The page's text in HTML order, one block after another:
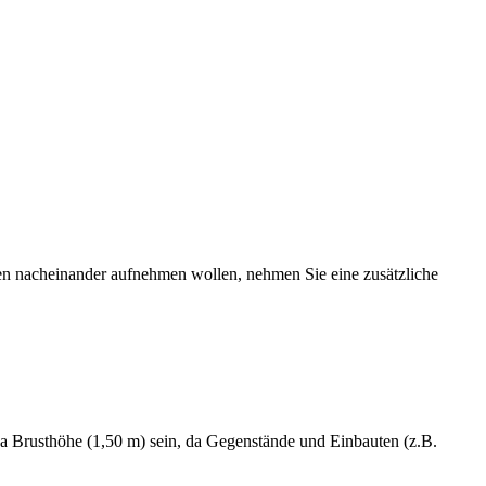
nacheinander aufnehmen wollen, nehmen Sie eine zusätzliche
(1,50 m) sein, da Gegenstände und Einbauten (z.B.